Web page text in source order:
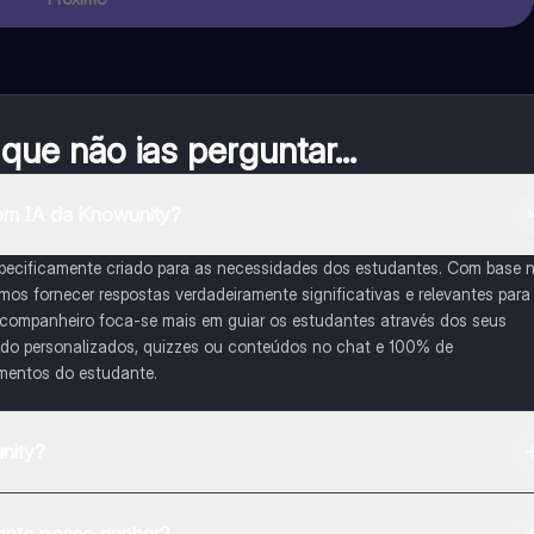
não ias perguntar...
criado para as necessidades dos estudantes. Com base
fornecer respostas verdadeiramente significativas e relevantes para
foca-se mais em guiar os estudantes através dos seus
personalizados, quizzes ou conteúdos no chat e 100% de
do estudante.